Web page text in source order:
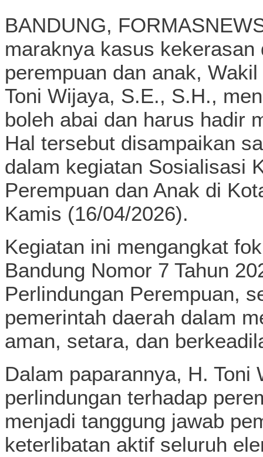
BANDUNG,
maraknya kasus
perempuan dan anak,
Toni Wijaya, S.E., S.H.,
boleh abai dan harus hadir
Hal tersebut disampaikan
dalam kegiatan Sosialisasi
Perempuan dan Anak di
Kamis (16/04/2026).
Kegiatan ini mengangkat
Bandung Nomor 7 Tahun
Perlindungan Perempuan,
pemerintah daerah dalam
aman, setara, dan
Dalam paparannya, H.
perlindungan terhadap
menjadi tanggung jawab
keterlibatan aktif seluruh